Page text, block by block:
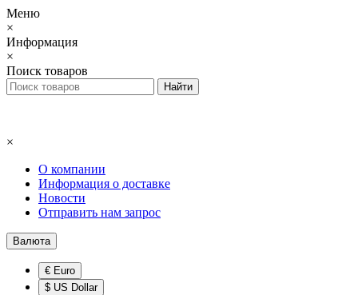
Меню
×
Информация
×
Поиск товаров
×
О компании
Информация о доставке
Новости
Отправить нам запрос
Валюта
€ Euro
$ US Dollar